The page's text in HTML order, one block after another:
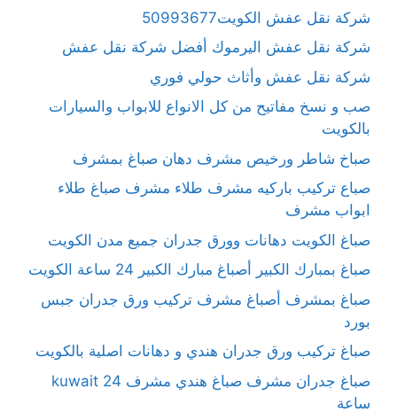
شركة نقل عفش الكويت50993677
شركة نقل عفش اليرموك أفضل شركة نقل عفش
شركة نقل عفش وأثاث حولي فوري
صب و نسخ مفاتيح من كل الانواع للابواب والسيارات
بالكويت
صباخ شاطر ورخيص مشرف دهان صباغ بمشرف
صباع تركيب باركيه مشرف طلاء مشرف صباغ طلاء
ابواب مشرف
صباغ الكويت دهانات وورق جدران جميع مدن الكويت
صباغ بمبارك الكبير أصباغ مبارك الكبير 24 ساعة الكويت
صباغ بمشرف أصباغ مشرف تركيب ورق جدران جبس
بورد
صباغ تركيب ورق جدران هندي و دهانات اصلية بالكويت
صباغ جدران مشرف صباغ هندي مشرف kuwait 24
ساعة